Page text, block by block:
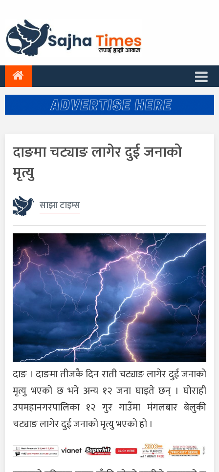
दाङमा चट्याङ लागेर दुई जनाको
मृत्यु
साझा टाइम्स
दाङ । दाङमा तीजकै दिन राती चट्याङ लागेर दुई जनाको
मृत्यु भएको छ भने अन्य १२ जना घाइते छन् । घोराही
उपमहानगरपालिका १२ गुर गाउँमा मंगलबार बेलुकी
चट्याङ लागेर दुई जनाको मृत्यु भएको हो ।